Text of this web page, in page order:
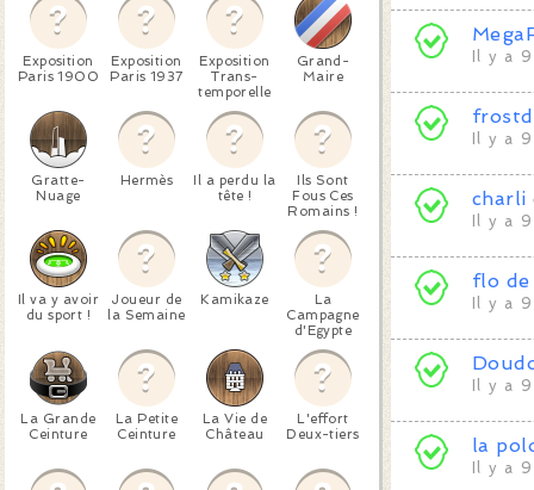
Exposition
Paris 1900
Exposition
Paris 1937
Exposition
Trans-
temporelle
Grand-
Maire
Gratte-
Nuage
Hermès
Il a perdu la
tête !
Ils Sont
Fous Ces
Romains !
Il va y avoir
du sport !
Joueur de
la Semaine
Kamikaze
La
Campagne
d'Egypte
La Grande
Ceinture
La Petite
Ceinture
La Vie de
Château
L'effort
Deux-tiers
Il y a
Il y a
charli
Il y a
flo de
Il y a
Il y a
la
Il y a